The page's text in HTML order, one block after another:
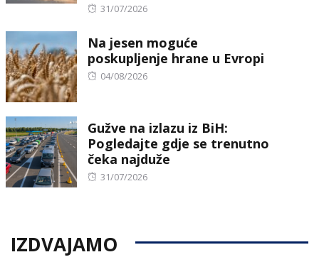
Posted
31/07/2026
Na jesen moguće
poskupljenje hrane u Evropi
Posted
04/08/2026
Gužve na izlazu iz BiH:
Pogledajte gdje se trenutno
čeka najduže
Posted
31/07/2026
IZDVAJAMO